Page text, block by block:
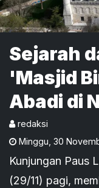
Sejarah
'Masjid
Abadi di
Masjid
redaksi
Minggu 30
Kunjungan Paus
(29/11) pagi, membuka mata masyarakat